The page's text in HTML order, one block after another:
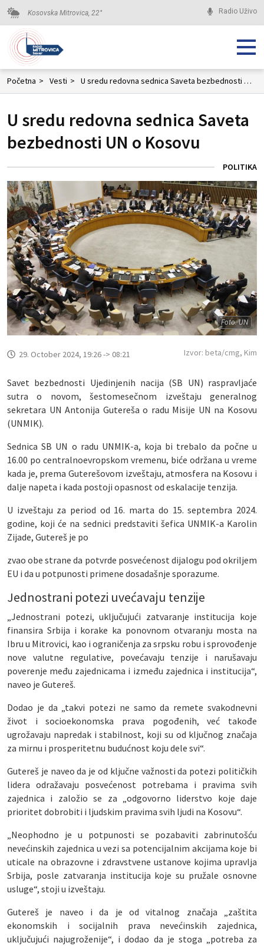
Kosovska Mitrovica, 22° Radio Uživo
Početna > Vesti > U sredu redovna sednica Saveta bezbednosti UN o Kosovu
U sredu redovna sednica Saveta
bezbednosti UN o Kosovu
POLITIKA
Foto: UN
29. October 2024, 19:26 -> 08:21 Izvor: beta/cmg, Kim
Savet bezbednosti Ujedinjenih nacija (SB UN) raspravljaće
sutra o novom, šestomesečnom izveštaju generalnog
sekretara UN Antonija Gutereša o radu Misije UN na Kosovu
(UNMIK).
Sednica SB UN o radu UNMIK-a, koja bi trebalo da počne u
16.00 po centralnoevropskom vremenu, biće održana u vreme
kada je, prema Guterešovom izveštaju, atmosfera na Kosovu i
dalje napeta i kada postoji opasnost od eskalacije tenzija.
U izveštaju za period od 16. marta do 15. septembra 2024.
godine, koji će na sednici predstaviti šefica UNMIK-a Karolin
Zijade, Gutereš je po
zvao obe strane da potvrde posvećenost dijalogu pod okriljem
EU i da u potpunosti primene dosadašnje sporazume.
Jednostrani potezi uvećavaju tenzije
„Jednostrani potezi, uključujući zatvaranje institucija koje
finansira Srbija i korake ka ponovnom otvaranju mosta na
Ibru u Mitrovici, kao i ograničenja za srpsku robu i sprovođenje
nove valutne regulative, povećavaju tenzije i narušavaju
poverenje među zajednicama i između zajednica i institucija“,
naveo je Gutereš.
Dodao je da „takvi potezi ne samo da remete svakodnevni
život i socioekonomska prava pogođenih, već takođe
ugrožavaju napredak i stabilnost, koji su od ključnog značaja
za mirnu i prosperitetnu budućnost koju dele svi“.
Gutereš je naveo da je od ključne važnosti da potezi političkih
lidera odražavaju posvećenost potrebama i pravima svih
zajednica i založio se za „odgovorno liderstvo koje daje
prioritet dobrobiti i ljudskim pravima svih ljudi na Kosovu“.
„Neophodno je u potpunosti se pozabaviti zabrinutošću
nevećinskih zajednica u vezi sa potencijalnim akcijama koje bi
uticale na obrazovne i zdravstvene ustanove kojima upravlja
Srbija, posle zatvaranja institucija koje su pružale osnovne
usluge“, stoji u izveštaju.
Gutereš je naveo i da je od vitalnog značaja „zaštita
ekonomskih i socijalnih prava nevećinskih zajednica,
uključujući najugroženije“, i dodao da je stoga „potreba za